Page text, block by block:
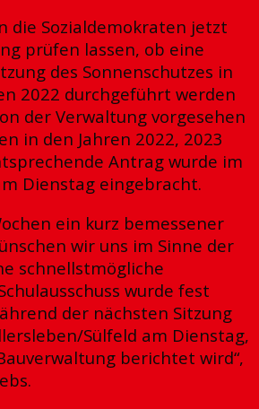
die Sozialdemokraten jetzt
prüfen lassen, ob eine
des Sonnenschutzes in
2022 durchgeführt werden
der Verwaltung vorgesehen
in den Jahren 2022, 2023
Antrag wurde im
Dienstag eingebracht.
ein kurz bemessener
wir uns im Sinne der
schnellstmögliche
wurde fest
der nächsten Sitzung
Sülfeld am Dienstag,
berichtet wird“,